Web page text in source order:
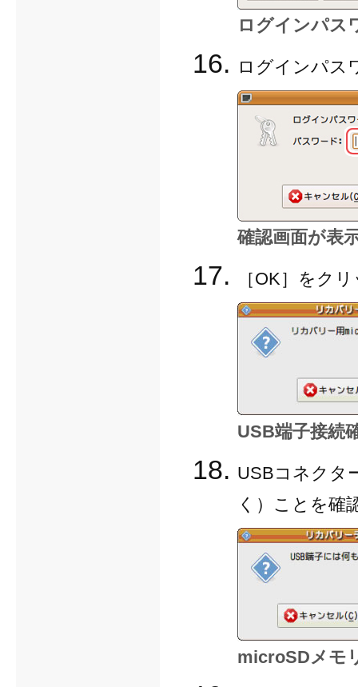
ログインパス
ログインパス
確認画面が表
［OK］をク
USB端子接続
USBコネクタ
く）ことを確
microSDメモ